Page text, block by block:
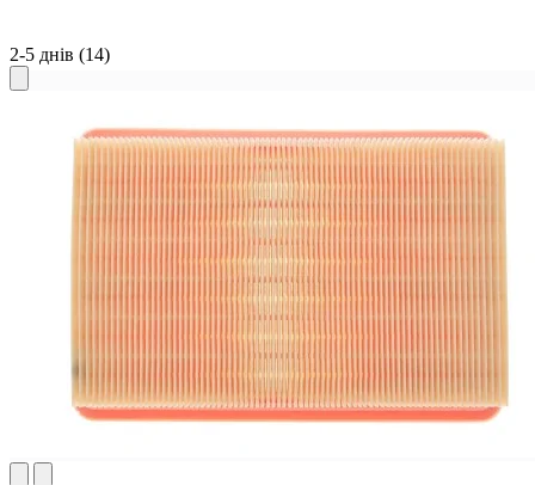
2-5 днів (14)